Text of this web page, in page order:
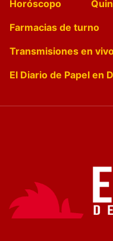
Horóscopo
Farmacias de turno
Transmisiones en
El Diario de Papel en